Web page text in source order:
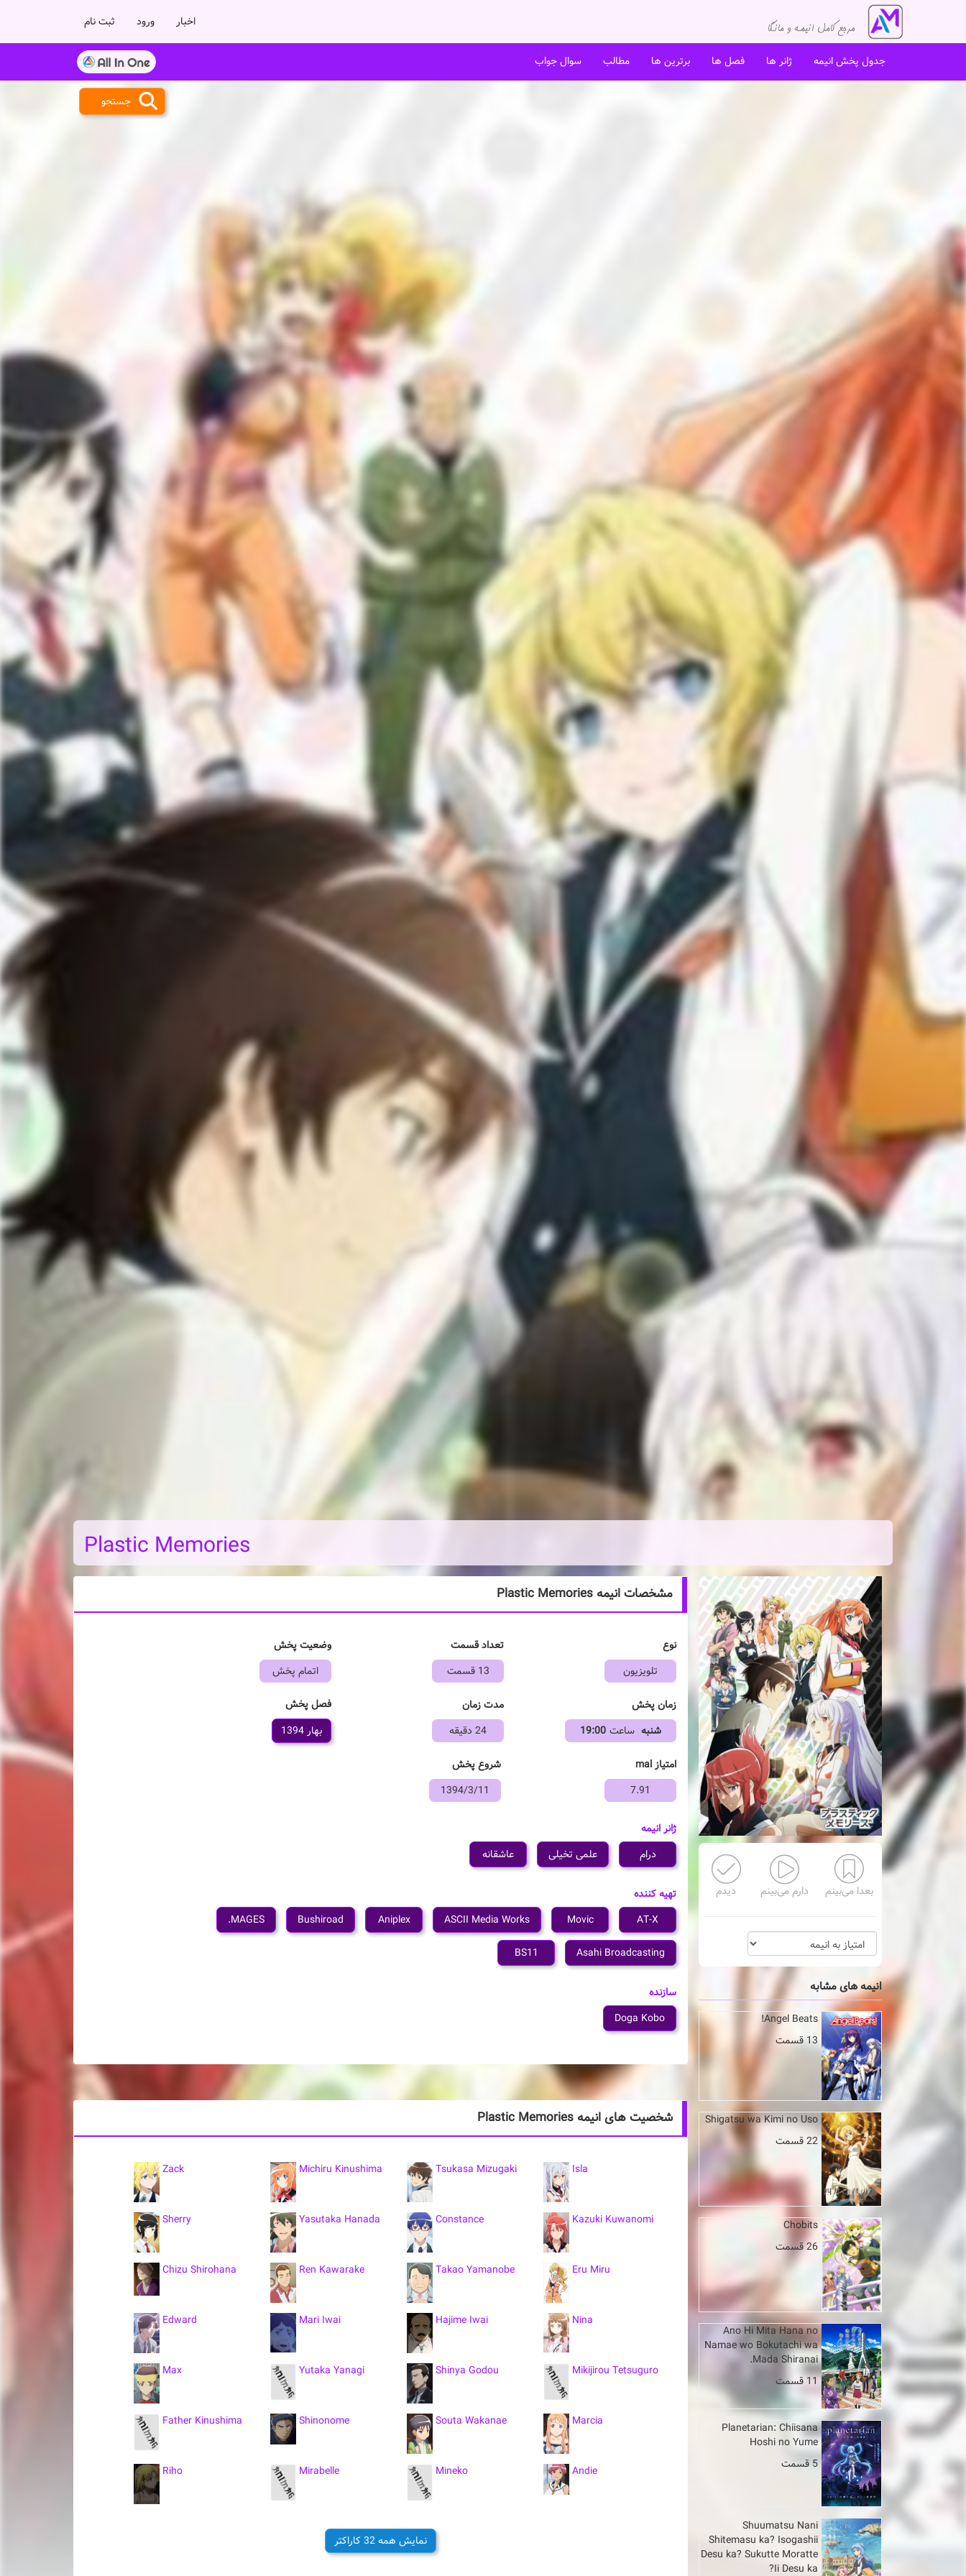
اخبار ورود ثبت نام
جدول پخش انیمه ژانر ها فصل ها برترین ها مطالب سوال جواب
جستجو
Plastic Memories
بعدا می‌بینم دارم می‌بینم دیدم
انیمه های مشابه
Angel Beats!
13 قسمت
Shigatsu wa Kimi no Uso
22 قسمت
Chobits
26 قسمت
Ano Hi Mita Hana no
Namae wo Bokutachi wa
Mada Shiranai.
11 قسمت
Planetarian: Chiisana
Hoshi no Yume
5 قسمت
Shuumatsu Nani
Shitemasu ka? Isogashii
Desu ka? Sukutte Moratte
Ii Desu ka?
مشخصات انیمه Plastic Memories
نوع
تلویزیون
تعداد قسمت
13 قسمت
وضعیت پخش
اتمام پخش
زمان پخش
شنبه ساعت 19:00
مدت زمان
24 دقیقه
فصل پخش
بهار 1394
امتیاز mal
7.91
شروع پخش
1394/3/11
ژانر انیمه
درام
علمی تخیلی عاشقانه
تهیه کننده
AT-X
Movic
ASCII Media Works
Aniplex
Bushiroad
MAGES.
Asahi Broadcasting
BS11
سازنده
Doga Kobo
شخصیت های انیمه Plastic Memories
Isla
Tsukasa Mizugaki
Michiru Kinushima
Zack
Kazuki Kuwanomi
Constance
Yasutaka Hanada
Sherry
Eru Miru
Takao Yamanobe
Ren Kawarake
Chizu Shirohana
Nina
Hajime Iwai
Mari Iwai
Edward
Mikijirou Tetsuguro
Shinya Godou
Yutaka Yanagi
Max
Marcia
Souta Wakanae
Shinonome
Father Kinushima
Andie
Mineko
Mirabelle
Riho
نمایش همه 32 کاراکتر